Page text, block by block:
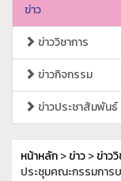
ข่าว
ข่าววิชาการ
ข่าวกิจกรรม
ข่าวประชาสัมพันธ์
หน้าหลัก>ข่าว>ข่าว
ประชุมคณะกรรมการ